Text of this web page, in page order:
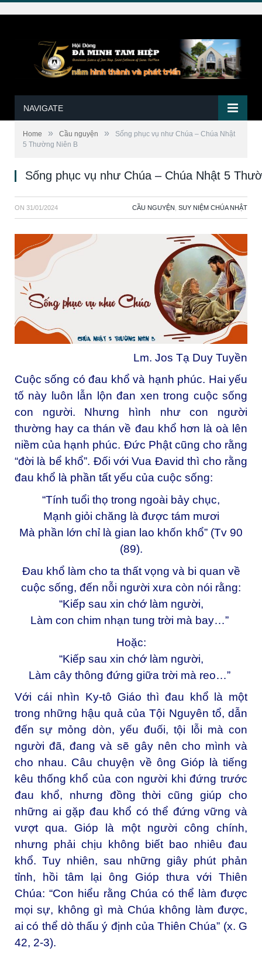
NAVIGATE
Home » Cầu nguyện »
Sống phục vụ như Chúa – Chúa Nhật
5 Thường Niên B
Sống phục vụ như Chúa – Chúa Nhật 5
ON 31/01/2024 CẦU NGUYỆN SUY NIỆM CHÚA NHẬT
Lm. Jos Tạ Duy Tuyền
Cuộc sống có đau khổ và hạnh phúc. Hai yếu
tố này luôn lẫn lộn đan xen trong cuộc sống
con người. Nhưng hình như con người
thường hay ca thán về đau khổ hơn là oà lên
niềm của hạnh phúc. Đức Phật cũng cho rằng
“đời là bể khổ”. Đối với Vua Đavid thì cho rằng
đau khổ là phần tất yếu của cuộc sống:
“Tính tuổi thọ trong ngoài bảy chục,
Mạnh giỏi chăng là được tám mươi
Mà phần lớn chỉ là gian lao khốn khổ” (Tv 90
(89).
Đau khổ làm cho ta thất vọng và bi quan về
cuộc sống, đến nỗi người xưa còn nói rằng:
“Kiếp sau xin chớ làm người,
Làm con chim nhạn tung trời mà bay…”
Hoặc:
“Kiếp sau xin chớ làm người,
Làm cây thông đứng giữa trời mà reo…”
Với cái nhìn Ky-tô Giáo thì đau khổ là một
trong những hậu quả của Tội Nguyên tổ, dẫn
đến sự mỏng dòn, yếu đuối, tội lỗi mà con
người đã, đang và sẽ gây nên cho mình và
cho nhau. Câu chuyện về ông Gióp là tiếng
kêu thống khổ của con người khi đứng trước
đau khổ, nhưng đồng thời cũng giúp cho
những ai gặp đau khổ có thể đứng vững và
vượt qua. Gióp là một người công chính,
nhưng phải chịu không biết bao nhiêu đau
khổ. Tuy nhiên, sau những giây phút phản
tỉnh, hồi tâm lại ông Gióp thưa với Thiên
Chúa: “Con hiểu rằng Chúa có thể làm được
mọi sự, không gì mà Chúa không làm được,
ai có thể dò thấu ý định của Thiên Chúa” (x. G
42, 2-3).